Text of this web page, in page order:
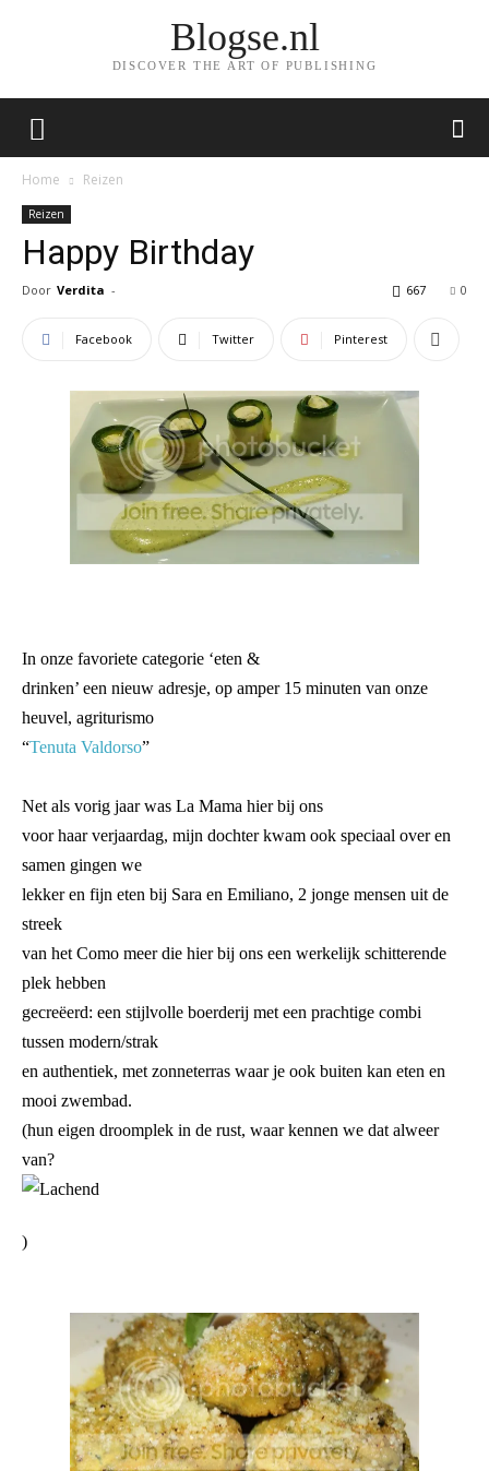
Blogse.nl
DISCOVER THE ART OF PUBLISHING
Home Reizen
Reizen
Happy Birthday
Door Verdita - 0
667
Facebook Twitter Pinterest
In onze favoriete categorie ‘eten &
drinken’ een nieuw adresje, op amper 15 minuten van onze
heuvel, agriturismo
“Tenuta Valdorso”
Net als vorig jaar was La Mama hier bij ons
voor haar verjaardag, mijn dochter kwam ook speciaal over en
samen gingen we
lekker en fijn eten bij Sara en Emiliano, 2 jonge mensen uit de
streek
van het Como meer die hier bij ons een werkelijk schitterende
plek hebben
gecreëerd: een stijlvolle boerderij met een prachtige combi
tussen modern/strak
en authentiek, met zonneterras waar je ook buiten kan eten en
mooi zwembad.
(hun eigen droomplek in de rust, waar kennen we dat alweer
van?
)